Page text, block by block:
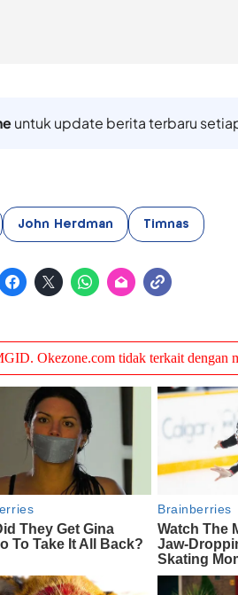
untuk update berita terbaru
John Herdman Timnas